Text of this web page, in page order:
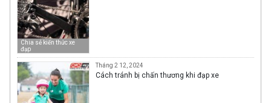
Chia sẻ kiến thức xe
đạp
Tháng 2 12, 2024
Cách tránh bị chấn thương khi đạp xe